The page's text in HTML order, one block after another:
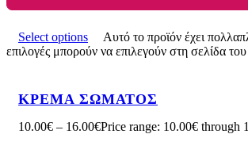
Select options
Αυτό το προϊόν έχει
επιλογές μπορούν να επιλεγούν στη σελίδα του
ΚΡΕΜΑ ΣΩΜΑΤΟΣ
10.00€ – 16.00€Price range: 10.00€ through